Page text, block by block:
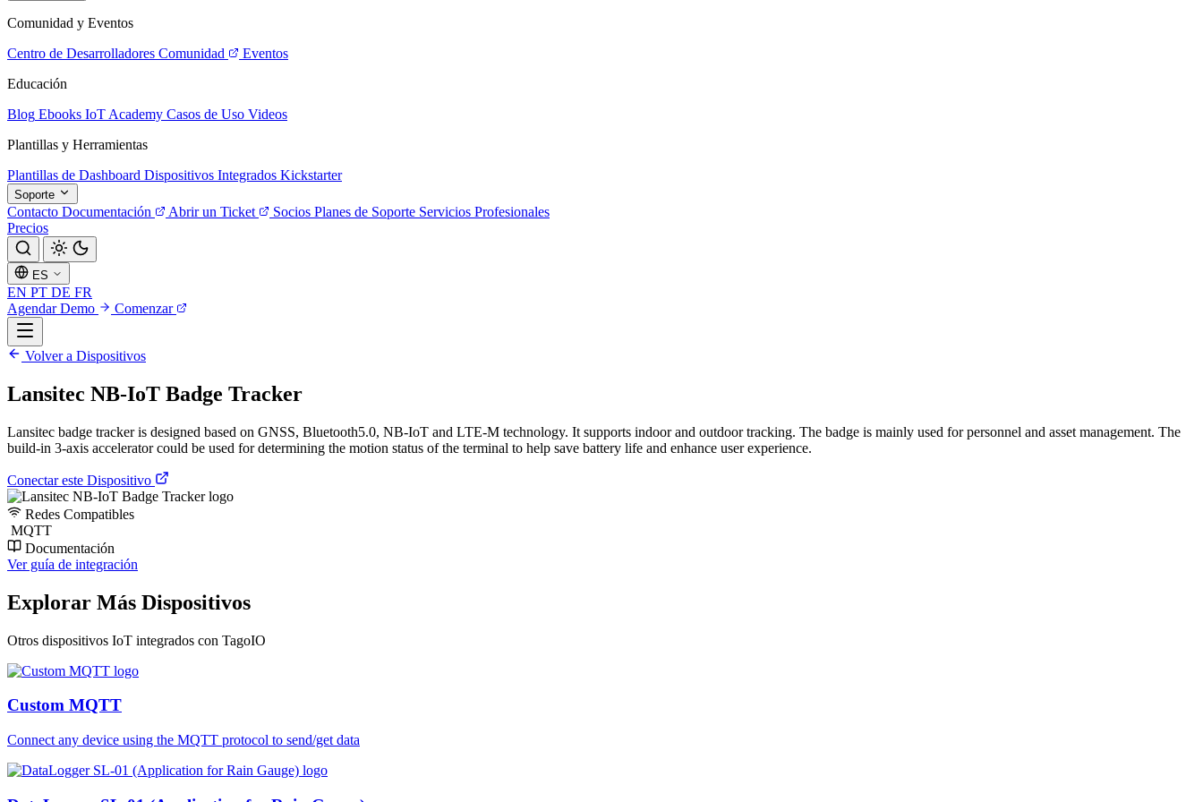
Comunidad y Eventos
Centro de Desarrolladores Comunidad
Eventos
Educación
Blog Ebooks IoT Academy Casos de Uso Videos
Plantillas y Herramientas
Plantillas de Dashboard Dispositivos Integrados Kickstarter
Soporte
Contacto Documentación Abrir un Ticket Socios Planes de Soporte Servicios Profesionales
Precios
ES
EN PT DE FR
Agendar Demo
Comenzar
Volver a Dispositivos
Lansitec NB-IoT Badge Tracker
Lansitec badge tracker is designed based on GNSS, Bluetooth5.0, NB-IoT and LTE-M technology. It supports indoor and outdoor tracking. The badge is mainly used for personnel and asset management. The
build-in 3-axis accelerator could be used for determining the motion status of the terminal to help save battery life and enhance user experience.
Conectar este Dispositivo
Redes Compatibles
MQTT
Documentación
Ver guía de integración
Explorar Más Dispositivos
Otros dispositivos IoT integrados con TagoIO
Custom MQTT
Connect any device using the MQTT protocol to send/get data